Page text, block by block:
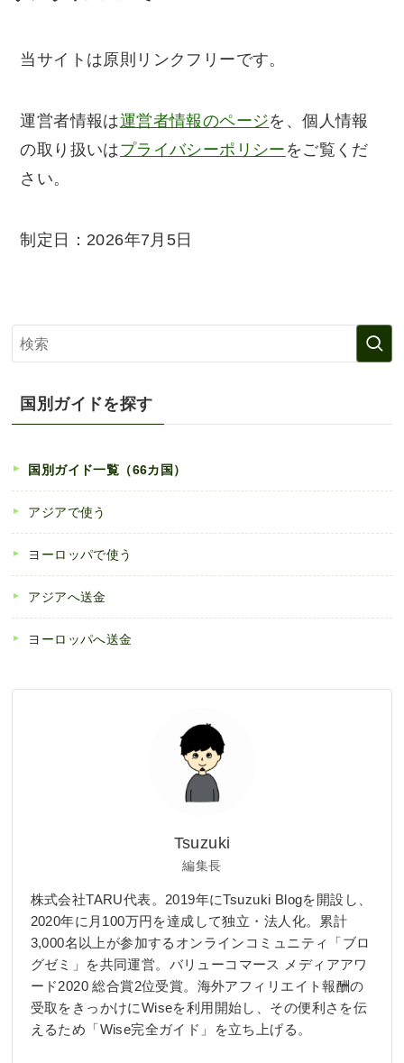
当サイトは原則リンクフリーです。
運営者情報は運営者情報のページを、個人情報
の取り扱いはプライバシーポリシー をご覧くだ
さい。
制定日：2026年7月5日
国別ガイドを探す
国別ガイド一覧（66カ国）
アジアで使う
ヨーロッパで使う
アジアへ送金
ヨーロッパへ送金
Tsuzuki
編集長
株式会社TARU代表。2019年にTsuzuki Blogを開設し、
2020年に月100万円を達成して独立・法人化。累計
3,000名以上が参加するオンラインコミュニティ「ブロ
グゼミ」を共同運営。バリューコマース メディアアワ
ード2020 総合賞2位受賞。海外アフィリエイト報酬の
受取をきっかけにWiseを利用開始し、その便利さを伝
えるため「Wise完全ガイド」を立ち上げる。